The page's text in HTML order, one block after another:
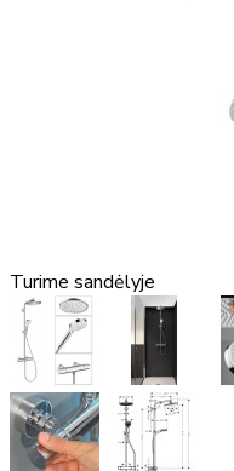
Turime sandėlyje